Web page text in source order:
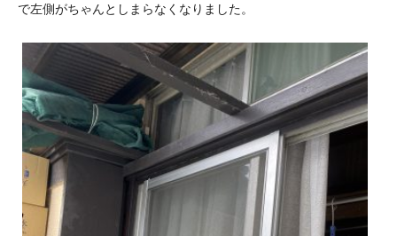
で左側がちゃんとしまらなくなりました。